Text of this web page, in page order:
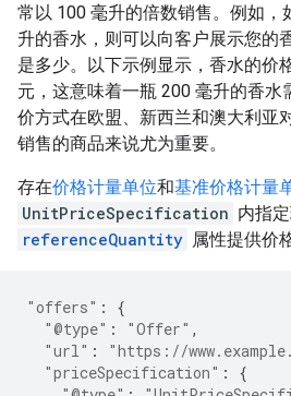
常以 100 毫升的倍数销售。例如，
升的香水，则可以向客户展示您的
是多少。以下示例显示，香水的价
元，这意味着一瓶 200 毫升的香水
价方式在欧盟、新西兰和澳大利亚
销售的商品来说尤为重要。
存在价格计量单位和基准价格计量
UnitPriceSpecification 内指
referenceQuantity 属性提供价
"offers" :
{
"@type" : "Offer" ,
"url" : "https://
"priceSpecification" :
{